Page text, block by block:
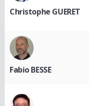
Christophe GUERET
Fabio BESSE